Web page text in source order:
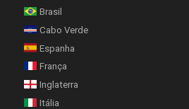
Brasil
Cabo Verde
Espanha
França
Inglaterra
Itália